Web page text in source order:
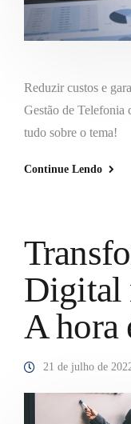
Reduzir custos e
Gestão de Telefonia
tudo sobre o tema!
Continue Lendo
Digital
A hora
21 de julho de